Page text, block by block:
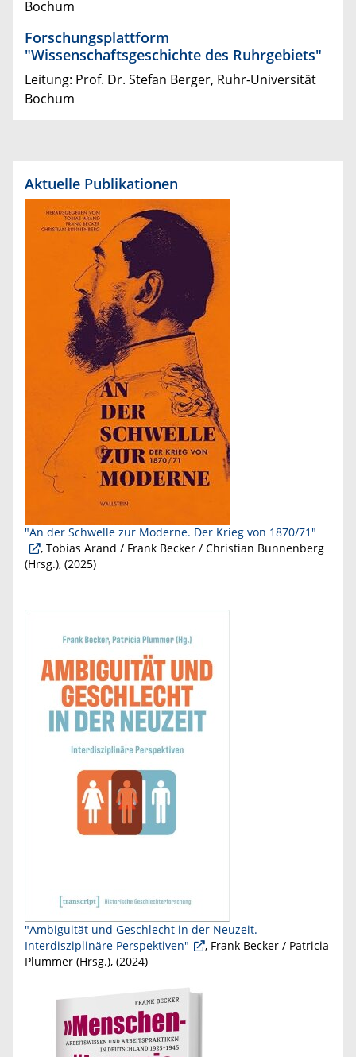
Bochum
Forschungsplattform
"Wissenschaftsgeschichte des Ruhrgebiets"
Leitung: Prof. Dr. Stefan Berger, Ruhr-Universität
Bochum
Aktuelle Publikationen
"An der Schwelle zur Moderne. Der Krieg von 1870/71"
, Tobias Arand / Frank Becker / Christian Bunnenberg
(Hrsg.), (2025)
"Ambiguität und Geschlecht in der Neuzeit.
Interdisziplinäre Perspektiven"
, Frank Becker / Patricia
Plummer (Hrsg.), (2024)